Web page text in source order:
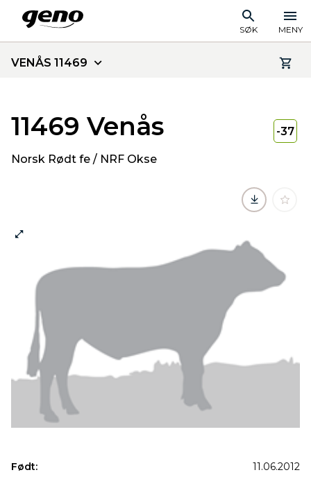
SØK MENY
VENÅS 11469
11469 Venås
Norsk Rødt fe / NRF Okse
-37
Født:
11.06.2012